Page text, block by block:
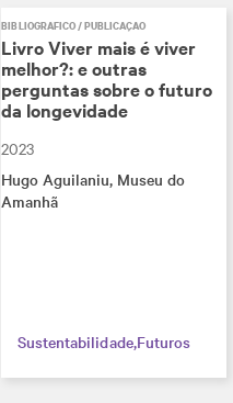
BIBLIOGRÁFICO / PUBLICAÇÃO
Livro Viver mais é viver
melhor?: e outras
perguntas sobre o futuro
da longevidade
2023
Hugo Aguilaniu, Museu do
Amanhã
SustentabilidadeFuturos